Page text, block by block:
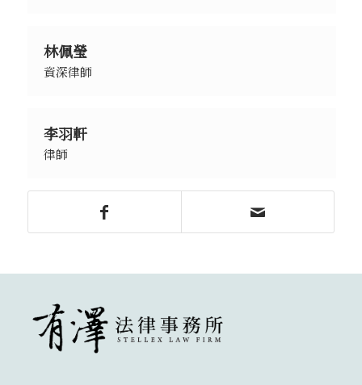
林佩瑩
資深律師
李羽軒
律師